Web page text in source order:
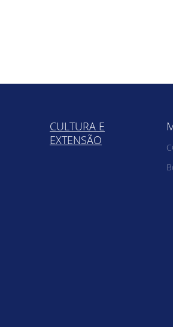
CULTURA E
EXTENSÃO